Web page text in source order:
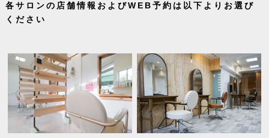
各サロンの店舗情報およびWEB予約は以下よりお選び
ください